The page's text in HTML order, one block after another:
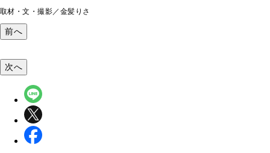
取材・文・撮影／金髪りさ
前へ
次へ